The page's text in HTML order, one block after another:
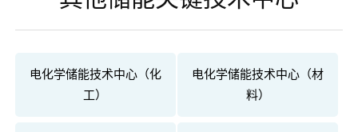
电化学储能技术中心（化
工）
电化学储能技术中心（材
料）